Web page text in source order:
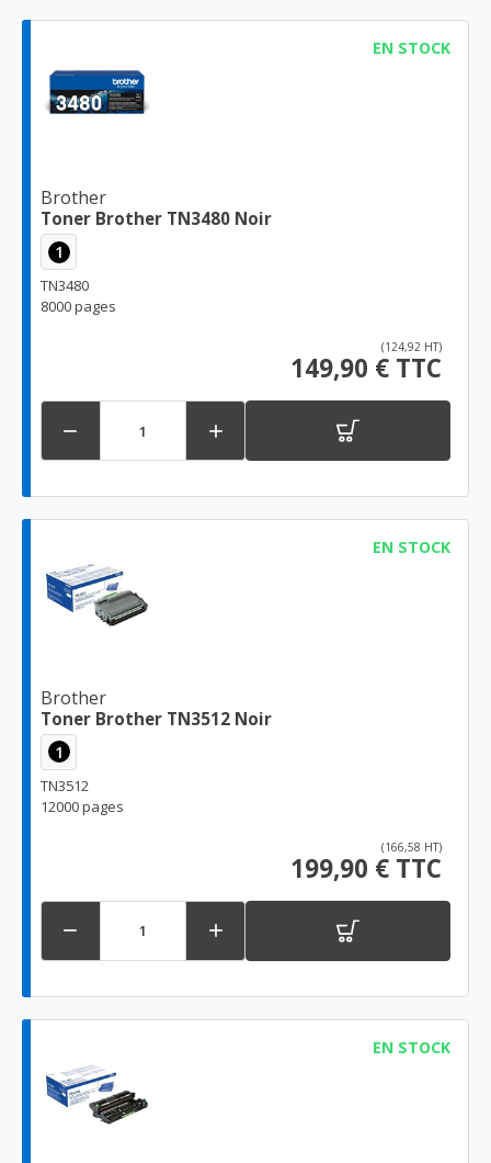
EN STOCK
Brother
Toner Brother TN3480 Noir
1
TN3480
8000 pages
(124,92 HT)
149,90 € TTC
 
EN STOCK
Brother
Toner Brother TN3512 Noir
1
TN3512
12000 pages
(166,58 HT)
199,90 € TTC
 
EN STOCK